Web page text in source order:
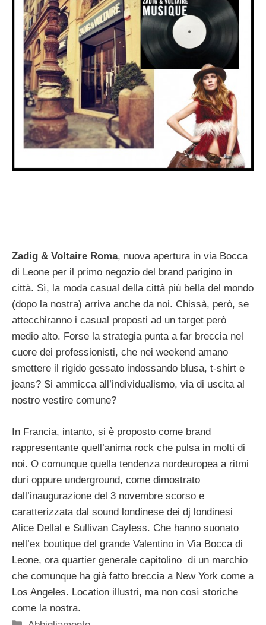
Zadig & Voltaire Roma, nuova apertura in via Bocca
di Leone per il primo negozio del brand parigino in
città. Sì, la moda casual della città più bella del mondo
(dopo la nostra) arriva anche da noi. Chissà, però, se
attecchiranno i casual proposti ad un target però
medio alto. Forse la strategia punta a far breccia nel
cuore dei professionisti, che nei weekend amano
smettere il rigido gessato indossando blusa, t-shirt e
jeans? Si ammicca all’individualismo, via di uscita al
nostro vestire comune?
In Francia, intanto, si è proposto come brand
rappresentante quell’anima rock che pulsa in molti di
noi. O comunque quella tendenza nordeuropea a ritmi
duri oppure underground, come dimostrato
dall’inaugurazione del 3 novembre scorso e
caratterizzata dal sound londinese dei dj londinesi
Alice Dellal e Sullivan Cayless. Che hanno suonato
nell’ex boutique del grande Valentino in Via Bocca di
Leone, ora quartier generale capitolino di un marchio
che comunque ha già fatto breccia a New York come a
Los Angeles. Location illustri, ma non così storiche
come la nostra.